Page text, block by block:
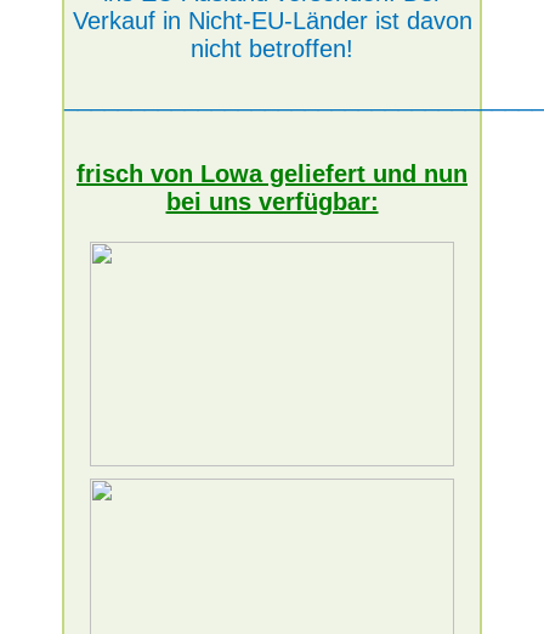
Verkauf in Nicht-EU-Länder ist davon
nicht betroffen!
frisch von Lowa geliefert und nun
bei uns verfügbar: